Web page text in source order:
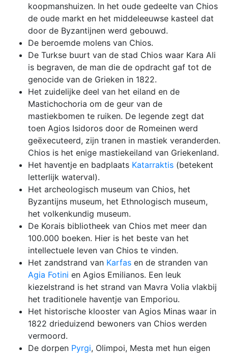
koopmanshuizen. In het oude gedeelte van Chios
de oude markt en het middeleeuwse kasteel dat
door de Byzantijnen werd gebouwd.
De beroemde molens van Chios.
De Turkse buurt van de stad Chios waar Kara Ali
is begraven, de man die de opdracht gaf tot de
genocide van de Grieken in 1822.
Het zuidelijke deel van het eiland en de
Mastichochoria om de geur van de
mastiekbomen te ruiken. De legende zegt dat
toen Agios Isidoros door de Romeinen werd
geëxecuteerd, zijn tranen in mastiek veranderden.
Chios is het enige mastiekeiland van Griekenland.
Het haventje en badplaats Katarraktis (betekent
letterlijk waterval).
Het archeologisch museum van Chios, het
Byzantijns museum, het Ethnologisch museum,
het volkenkundig museum.
De Korais bibliotheek van Chios met meer dan
100.000 boeken. Hier is het beste van het
intellectuele leven van Chios te vinden.
Het zandstrand van Karfas en de stranden van
Agia Fotini en Agios Emilianos. Een leuk
kiezelstrand is het strand van Mavra Volia vlakbij
het traditionele haventje van Emporiou.
Het historische klooster van Agios Minas waar in
1822 drieduizend bewoners van Chios werden
vermoord.
De dorpen Pyrgi, Olimpoi, Mesta met hun eigen